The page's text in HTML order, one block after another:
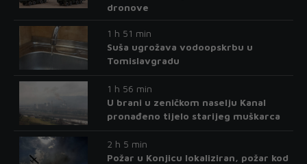
dronove
1 h 51 min
Suša ugrožava vodoopskrbu u
Tomislavgradu
1 h 56 min
U brani u zeničkom naselju Kanal
pronađeno tijelo starijeg muškarca
2 h 5 min
Požar u Konjicu lokaliziran, požar kod